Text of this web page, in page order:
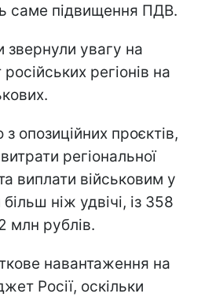
саме підвищення ПДВ.
звернули увагу на
регіонів на
опозиційних проєктів,
регіональної
виплати військовим у
ніж удвічі, із 358
млн рублів.
навантаження на
Росії, оскільки